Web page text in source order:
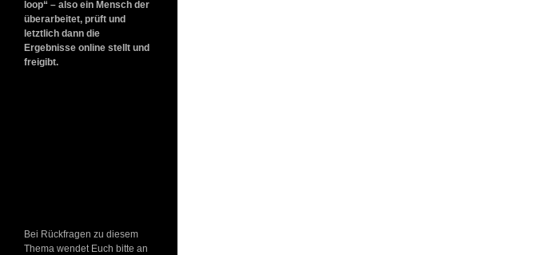
loop“ – also ein Mensch der
überarbeitet, prüft und
letztlich dann die
Ergebnisse online stellt und
freigibt.
Bei Rückfragen zu diesem
Thema wendet Euch bitte an